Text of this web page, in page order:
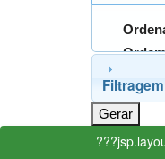
Filtragem